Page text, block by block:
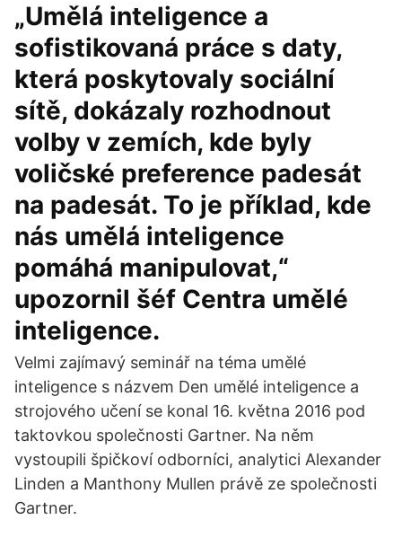
„Umělá inteligence a
sofistikovaná práce s daty,
která poskytovaly sociální
sítě, dokázaly rozhodnout
volby v zemích, kde byly
voličské preference padesát
na padesát. To je příklad, kde
nás umělá inteligence
pomáhá manipulovat,“
upozornil šéf Centra umělé
inteligence.
Velmi zajímavý seminář na téma umělé
inteligence s názvem Den umělé inteligence a
strojového učení se konal 16. května 2016 pod
taktovkou společnosti Gartner. Na něm
vystoupili špičkoví odborníci, analytici Alexander
Linden a Manthony Mullen právě ze společnosti
Gartner.